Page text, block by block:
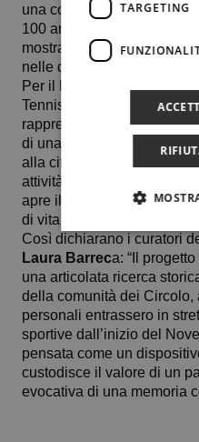
una comunità viva e
100 anni, il Circolo aprirà
mostra sarà aperta al
nelle domeniche di ottobre
Per il Presidente
Tennis non è soltanto una
rappresentazione,
di una storia che lega da
alla città di Palermo. È un
attività celebrative che si
apre il Circolo alla
di vita e di successi che lo
Così dichiarano i curatori
Laura Barreca: “Il
una articolata ricerca
della comunità dei Circolo,
personali entrassero in
sportive dall’inizio del
pensata come un
custodisce il valore di un
evocativa di una memoria
TARGETING